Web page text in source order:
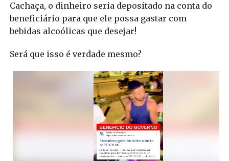
Cachaça, o dinheiro seria depositado na conta do
beneficiário para que ele possa gastar com
bebidas alcoólicas que desejar!
Será que isso é verdade mesmo?